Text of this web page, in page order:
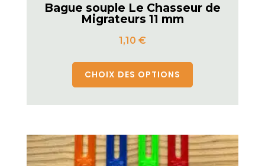
Bague souple Le Chasseur de
Migrateurs 11 mm
1,10 €
CHOIX DES OPTIONS